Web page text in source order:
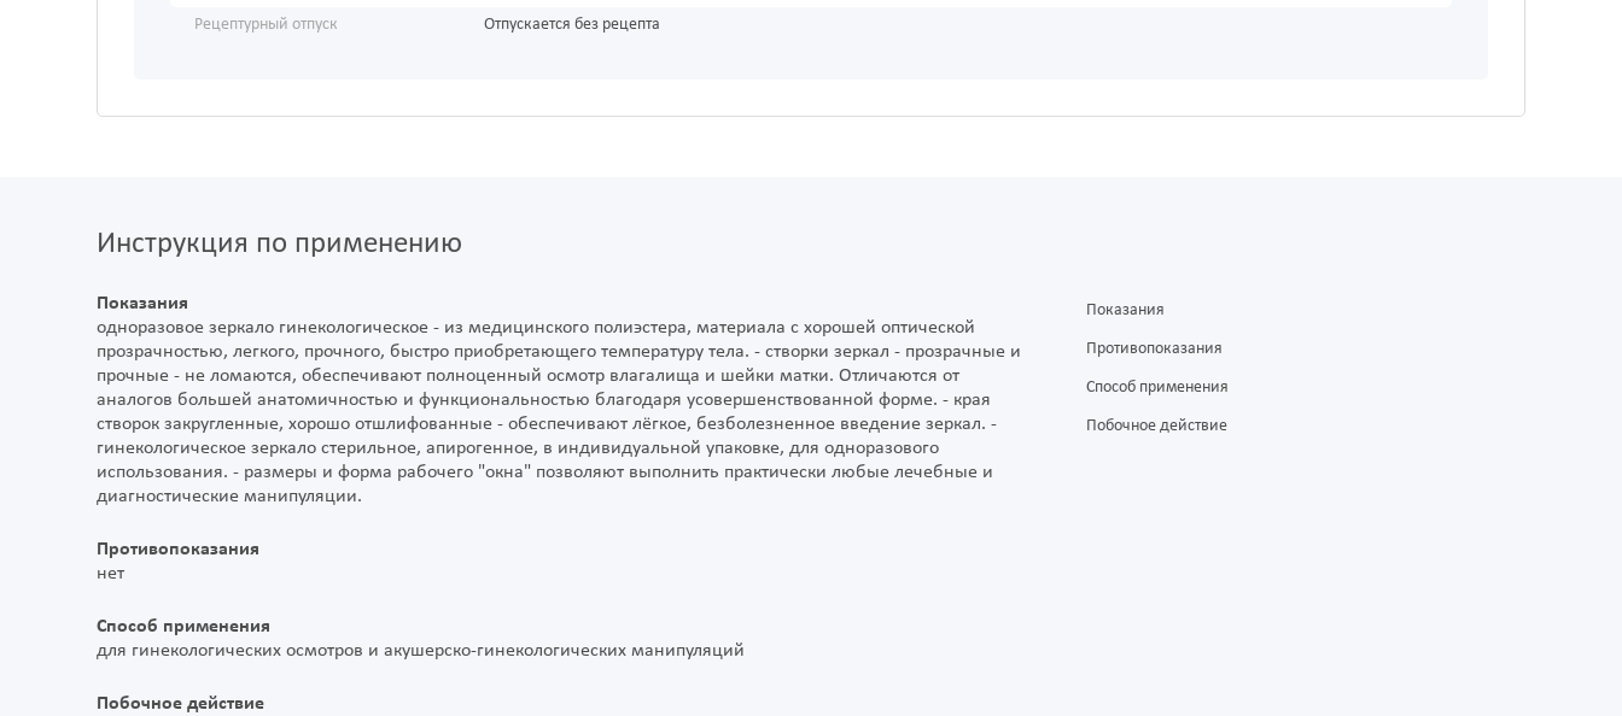
Рецептурный отпуск
Отпускается без рецепта
Инструкция по применению
Показания
одноразовое зеркало гинекологическое - из медицинского полиэстера, материала с хорошей оптической
прозрачностью, легкого, прочного, быстро приобретающего температуру тела. - створки зеркал - прозрачные и
прочные - не ломаются, обеспечивают полноценный осмотр влагалища и шейки матки. Отличаются от
аналогов большей анатомичностью и функциональностью благодаря усовершенствованной форме. - края
створок закругленные, хорошо отшлифованные - обеспечивают лёгкое, безболезненное введение зеркал. -
гинекологическое зеркало стерильное, апирогенное, в индивидуальной упаковке, для одноразового
использования. - размеры и форма рабочего "окна" позволяют выполнить практически любые лечебные и
диагностические манипуляции.
Противопоказания
нет
Способ применения
для гинекологических осмотров и акушерско-гинекологических манипуляций
Побочное действие
Показания
Противопоказания
Способ применения
Побочное действие